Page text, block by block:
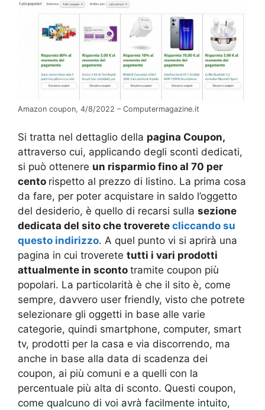
Amazon coupon, 4/8/2022 – Computermagazine.it
Si tratta nel dettaglio della pagina Coupon,
attraverso cui, applicando degli sconti dedicati,
si può ottenere un risparmio fino al 70 per
cento rispetto al prezzo di listino. La prima cosa
da fare, per poter acquistare in saldo l’oggetto
del desiderio, è quello di recarsi sulla sezione
dedicata del sito che troverete cliccando su
questo indirizzo. A quel punto vi si aprirà una
pagina in cui troverete tutti i vari prodotti
attualmente in sconto tramite coupon più
popolari. La particolarità è che il sito è, come
sempre, davvero user friendly, visto che potrete
selezionare gli oggetti in base alle varie
categorie, quindi smartphone, computer, smart
tv, prodotti per la casa e via discorrendo, ma
anche in base alla data di scadenza dei
coupon, ai più comuni e a quelli con la
percentuale più alta di sconto. Questi coupon,
come qualcuno di voi avrà facilmente intuito,